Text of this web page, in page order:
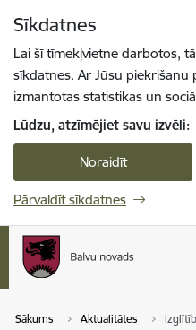
Sīkdatnes
Lai šī tīmekļvietne darbotos,
sīkdatnes. Ar Jūsu piekrišanu
izmantotas statistikas un
Lūdzu, atzīmējiet savu izvēli:
Noraidīt
Pārvaldīt sīkdatnes
Sākums Aktualitātes